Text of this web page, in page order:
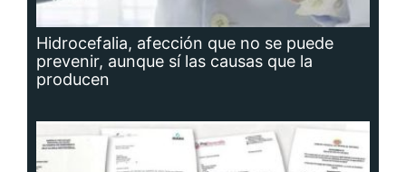
Hidrocefalia, afección que no se puede
prevenir, aunque sí las causas que la
producen